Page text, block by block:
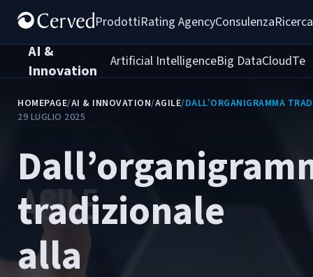
ProdottiRating AgencyConsulenza
AI &
Innovation
Artificial IntelligenceBig DataCloud
HOMEPAGE/AI & INNOVATION/AGILE/DALL’ORGANIGRAMMA
29 LUGLIO 2025
tradizionale
alla